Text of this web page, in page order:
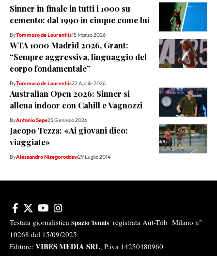
Sinner in finale in tutti i 1000 su
cemento: dal 1990 in cinque come lui
ByTommaso de Laurentiis15 Marzo 2026
WTA 1000 Madrid 2026, Grant:
“Sempre aggressiva, linguaggio del
corpo fondamentale”
ByTommaso de Laurentiis22 Aprile 2026
Australian Open 2026: Sinner si
allena indoor con Cahill e Vagnozzi
ByAntonio Sepe25 Gennaio 2026
Jacopo Tezza: «Ai giovani dico:
viaggiate»
ByAlessandro Nizegorodcew29 Luglio 2014
Testata giornalistica Spazio Tennis registrata Aut-Trib Milano n°
10268 del 15/09/2025
Editore: VIBES MEDIA SRL, P.iva 14250480960